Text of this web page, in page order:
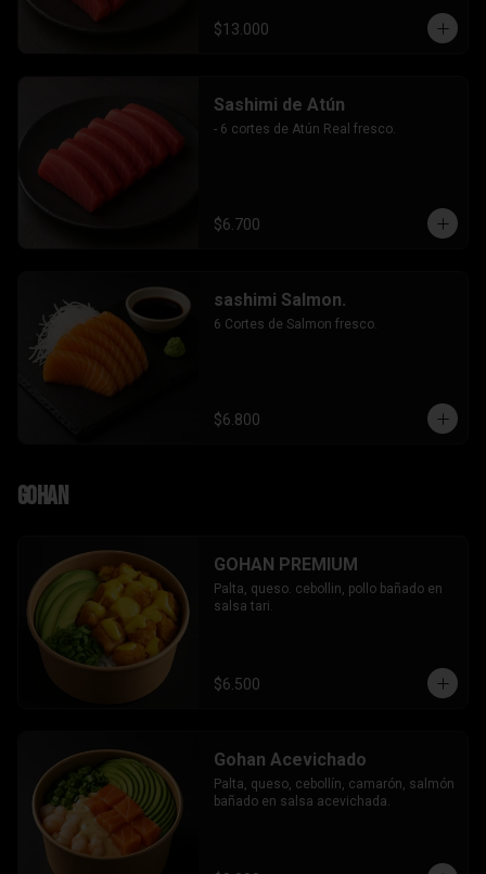
$13.000
Sashimi de Atún
- 6 cortes de Atún Real fresco.
$6.700
sashimi Salmon.
6 Cortes de Salmon fresco.
$6.800
Gohan
GOHAN PREMIUM
Palta, queso. cebollin, pollo bañado en
salsa tari.
$6.500
Gohan Acevichado
Palta, queso, cebollín, camarón, salmón
bañado en salsa acevichada.